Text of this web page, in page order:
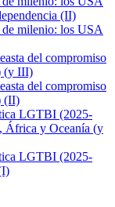
(II)
de milenio: los USA
del compromiso
(y III)
del compromiso
(II)
LGTBI (2025-
África y Oceanía (y
LGTBI (2025-